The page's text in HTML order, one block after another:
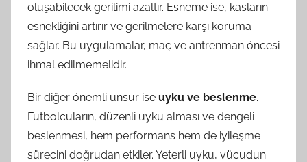
oluşabilecek gerilimi azaltır. Esneme ise, kasların
esnekliğini artırır ve gerilmelere karşı koruma
sağlar. Bu uygulamalar, maç ve antrenman öncesi
ihmal edilmemelidir.
Bir diğer önemli unsur ise uyku ve beslenme.
Futbolcuların, düzenli uyku alması ve dengeli
beslenmesi, hem performans hem de iyileşme
sürecini doğrudan etkiler. Yeterli uyku, vücudun